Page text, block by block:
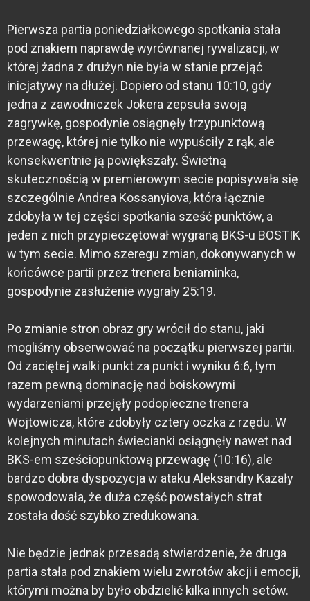
Pierwsza partia poniedziałkowego spotkania stała
pod znakiem naprawdę wyrównanej rywalizacji, w
której żadna z drużyn nie była w stanie przejąć
inicjatywy na dłużej. Dopiero od stanu 10:10, gdy
jedna z zawodniczek Jokera zepsuła swoją
zagrywkę, gospodynie osiągnęły trzypunktową
przewagę, której nie tylko nie wypuściły z rąk, ale
konsekwentnie ją powiększały. Świetną
skutecznością w premierowym secie popisywała się
szczególnie Andrea Kossanyiova, która łącznie
zdobyła w tej części spotkania sześć punktów, a
jeden z nich przypieczętował wygraną BKS-u BOSTIK
w tym secie. Mimo szeregu zmian, dokonywanych w
końcówce partii przez trenera beniaminka,
gospodynie zasłużenie wygrały 25:19.
Po zmianie stron obraz gry wrócił do stanu, jaki
mogliśmy obserwować na początku pierwszej partii.
Od zaciętej walki punkt za punkt i wyniku 6:6, tym
razem pewną dominację nad boiskowymi
wydarzeniami przejęły podopieczne trenera
Wojtowicza, które zdobyły cztery oczka z rzędu. W
kolejnych minutach świecianki osiągnęły nawet nad
BKS-em sześciopunktową przewagę (10:16), ale
bardzo dobra dyspozycja w ataku Aleksandry Kazały
spowodowała, że duża część powstałych strat
została dość szybko zredukowana.
Nie będzie jednak przesadą stwierdzenie, że druga
partia stała pod znakiem wielu zwrotów akcji i emocji,
którymi można by było obdzielić kilka innych setów.